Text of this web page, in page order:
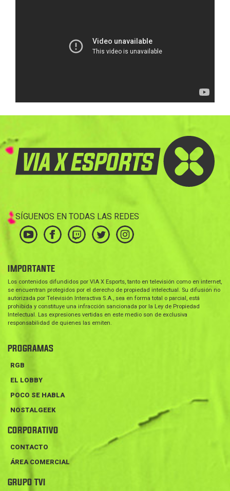
SÍGUENOS EN TODAS LAS REDES
IMPORTANTE
Los contenidos difundidos por VIA X Esports, tanto en televisión como en internet,
se encuentran protegidos por el derecho de propiedad intelectual. Su difusión no
autorizada por Televisión Interactiva S.A., sea en forma total o parcial, está
prohibida y constituye una infracción sancionada por la Ley de Propiedad
Intelectual. Las expresiones vertidas en este medio son de exclusiva
responsabilidad de quienes las emiten.
PROGRAMAS
RGB
EL LOBBY
POCO SE HABLA
NOSTALGEEK
CORPORATIVO
CONTACTO
ÁREA COMERCIAL
GRUPO TVI